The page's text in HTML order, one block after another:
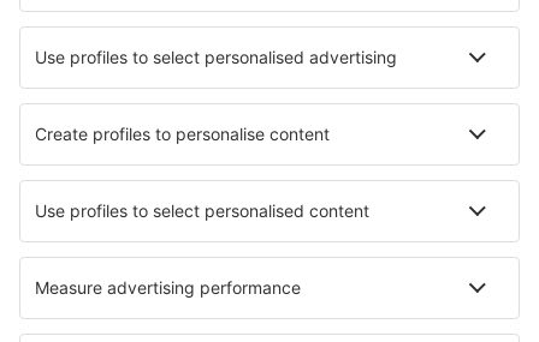
Cele mai bune hoteluri - orașe
Hoteluri în Royat Hoteluri în Herzebrock-Clarholz
Hoteluri în Banneux Hoteluri în Mozzate
Hoteluri în Herrenberg Hoteluri în Gujo